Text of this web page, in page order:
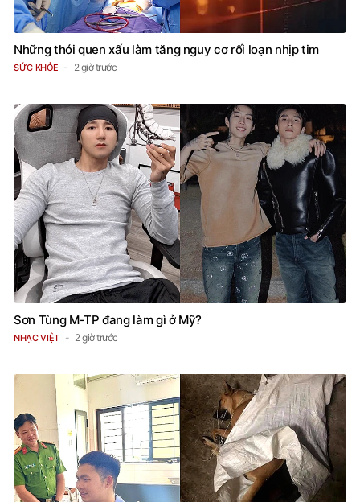
Những thói quen xấu làm tăng nguy cơ rối loạn nhịp tim
SỨC KHỎE 2 giờ trước
Sơn Tùng M-TP đang làm gì ở Mỹ?
NHẠC VIỆT 2 giờ trước